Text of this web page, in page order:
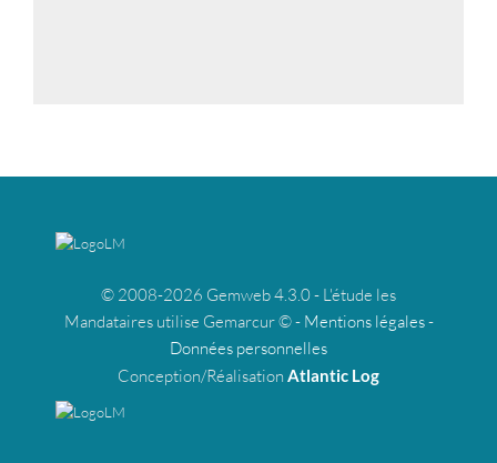
© 2008-2026 Gemweb 4.3.0 - L'étude les
Mandataires utilise Gemarcur © - Mentions légales-
Données personnelles
Conception/Réalisation Atlantic Log